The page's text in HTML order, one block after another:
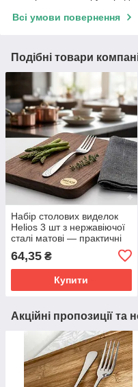
Всі умови повернення
Подібні товари
Набір столових виделок
Helios 3 шт з нержавіючої
сталі матові — практичні
столові прибори для кухні
BC-1/02(80)
64,35 ₴
Купити
Акційні пропозиції та